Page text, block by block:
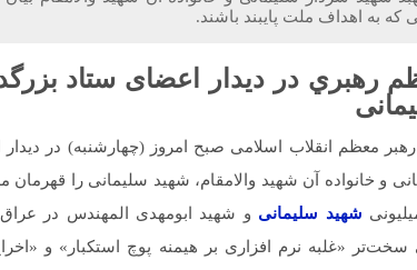
به اهداف ملت پایبند باشند.
رهبري در ديدار اعضای ستاد
معظم انقلاب اسلامی صبح امروز (چهارشنبه) در
و خانواده آن شهید والامقام، شهید سلیمانی را
شهید سلیمانی و شهید ابومهدی المهندس در
سخت‌تر «غلبه نرم افزاری بر هیمنه پوچ استکبار» و